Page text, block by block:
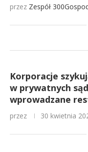
przez Zespół
Korporacje
w prywatnych
wprowadzane
przez 30 kwietnia